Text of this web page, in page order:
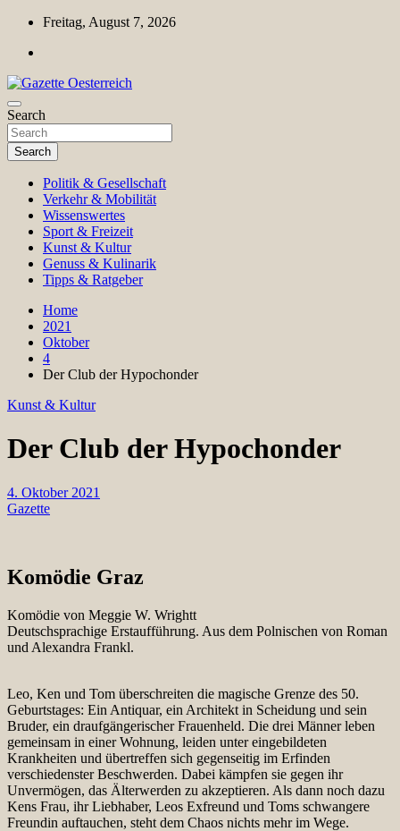
Skip
content
Freitag, August 7, 2026
Gazette Oesterreich
Magazin für Freizeit, Politik, Kultur & Wissenschaft
Search
Search
Politik & Gesellschaft
Verkehr & Mobilität
Wissenswertes
Sport & Freizeit
Kunst & Kultur
Genuss & Kulinarik
Tipps & Ratgeber
Home
2021
Oktober
4
Der Club der Hypochonder
Kunst & Kultur
Der Club der Hypochonder
4. Oktober 2021
Gazette
Komödie Graz
Komödie von Meggie W. Wrightt
Deutschsprachige Erstaufführung. Aus dem Polnischen von Roman
und Alexandra Frankl.
Leo, Ken und Tom überschreiten die magische Grenze des 50.
Geburtstages: Ein Antiquar, ein Architekt in Scheidung und sein
Bruder, ein draufgängerischer Frauenheld. Die drei Männer leben
gemeinsam in einer Wohnung, leiden unter eingebildeten
Krankheiten und übertreffen sich gegenseitig im Erfinden
verschiedenster Beschwerden. Dabei kämpfen sie gegen ihr
Unvermögen, das Älterwerden zu akzeptieren. Als dann noch dazu
Kens Frau, ihr Liebhaber, Leos Exfreund und Toms schwangere
Freundin auftauchen, steht dem Chaos nichts mehr im Wege.